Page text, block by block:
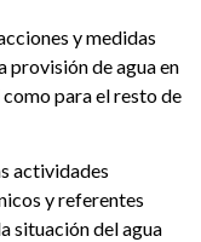
y medidas
provisión de agua en
para el resto de
actividades
y referentes
situación del agua